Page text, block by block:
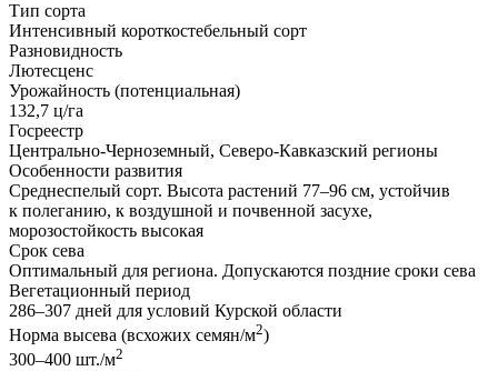
Тип сорта
Интенсивный короткостебельный сорт
Разновидность
Лютесценс
Урожайность (потенциальная)
132,7 ц/га
Госреестр
Центрально-Черноземный, Северо-Кавказский регионы
Особенности развития
Среднеспелый сорт. Высота растений 77–96 см, устойчив
к полеганию, к воздушной и почвенной засухе,
морозостойкость высокая
Срок сева
Оптимальный для региона. Допускаются поздние сроки сева
Вегетационный период
286–307 дней для условий Курской области
Норма высева (всхожих семян/м2)
300–400 шт./м2